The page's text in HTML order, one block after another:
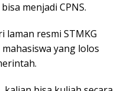
menjadi CPNS.
resmi STMKG
yang lolos